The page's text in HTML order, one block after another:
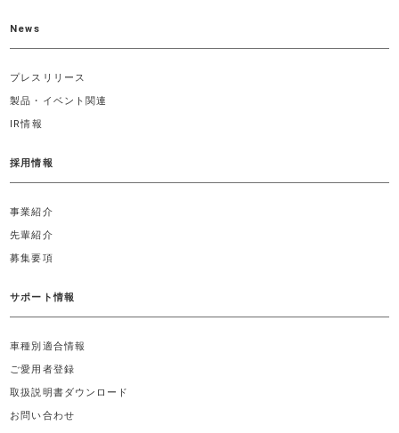
News
プレスリリース
製品・イベント関連
IR情報
採用情報
事業紹介
先輩紹介
募集要項
サポート情報
車種別適合情報
ご愛用者登録
取扱説明書ダウンロード
お問い合わせ